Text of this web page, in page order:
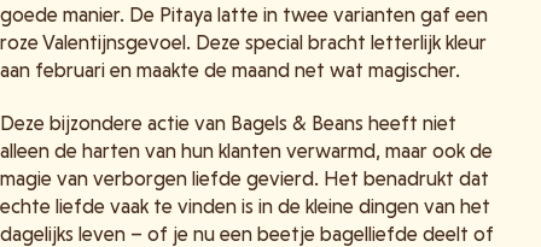
goede manier. De Pitaya latte in twee varianten gaf een
roze Valentijnsgevoel. Deze special bracht letterlijk kleur
aan februari en maakte de maand net wat magischer.
Deze bijzondere actie van Bagels & Beans heeft niet
alleen de harten van hun klanten verwarmd, maar ook de
magie van verborgen liefde gevierd. Het benadrukt dat
echte liefde vaak te vinden is in de kleine dingen van het
dagelijks leven – of je nu een beetje bagelliefde deelt of